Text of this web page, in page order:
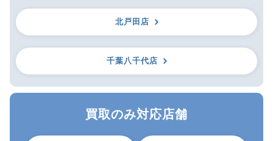
北戸田店
千葉八千代店
買取のみ対応店舗